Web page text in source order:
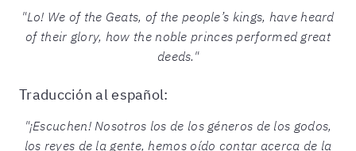
"Lo! We of the Geats, of the people’s kings, have heard
of their glory, how the noble princes performed great
deeds."
Traducción al español:
"¡Escuchen! Nosotros los de los géneros de los godos,
los reyes de la gente, hemos oído contar acerca de la